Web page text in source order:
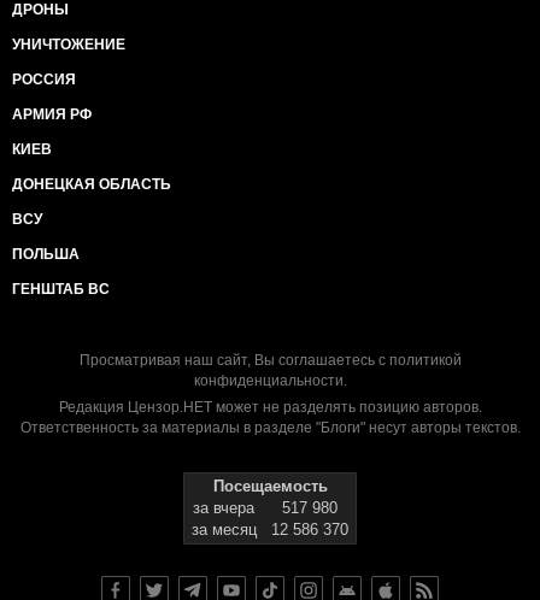
ДРОНЫ
УНИЧТОЖЕНИЕ
РОССИЯ
АРМИЯ РФ
КИЕВ
ДОНЕЦКАЯ ОБЛАСТЬ
ВСУ
ПОЛЬША
ГЕНШТАБ ВС
Просматривая наш сайт, Вы соглашаетесь с политикой
конфиденциальности.
Редакция Цензор.НЕТ может не разделять позицию авторов.
Ответственность за материалы в разделе "Блоги" несут авторы текстов.
Посещаемость
за вчера
517 980
за месяц
12 586 370